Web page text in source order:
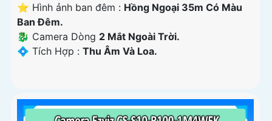
⭐ Hình ảnh ban đêm : Hồng Ngoại 35m Có Màu
Ban Ðêm.
🐉️ Camera Dòng 2 Mắt Ngoài Trời.
️💠 Tích Hợp : Thu Âm Và Loa.